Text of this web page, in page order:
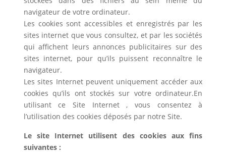
navigateur de votre ordinateur.
Les cookies sont accessibles et enregistrés par les
sites internet que vous consultez, et par les sociétés
qui affichent leurs annonces publicitaires sur des
sites internet, pour qu’ils puissent reconnaître le
navigateur.
Les sites Internet peuvent uniquement accéder aux
cookies qu’ils ont stockés sur votre ordinateur.En
utilisant ce Site Internet , vous consentez à
l’utilisation des cookies déposés par notre Site.
Le site Internet utilisent des cookies aux fins
suivantes :